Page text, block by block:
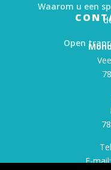
Waarom u een
Open
E-